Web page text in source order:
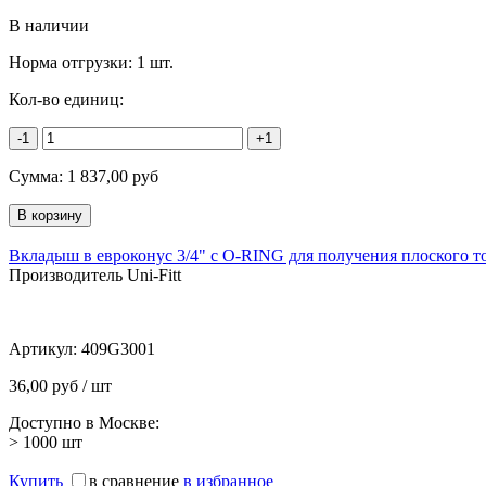
В наличии
Норма отгрузки: 1 шт.
Кол-во единиц:
-1 +1
Сумма: 1 837,00 руб
Вкладыш в евроконус 3/4" с O-RING для получения плоского
Производитель Uni-Fitt
Артикул: 409G3001
36,00 руб / шт
Доступно в Москве:
> 1000 шт
Купить в сравнение в избранное